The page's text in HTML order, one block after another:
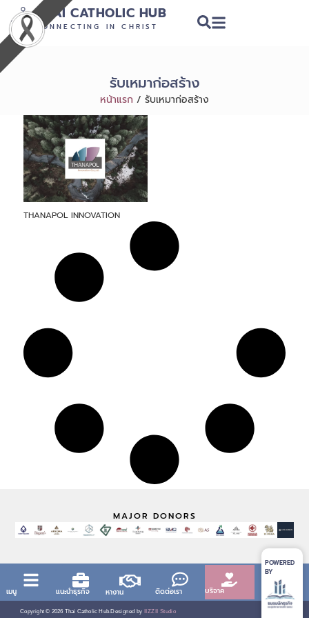
THAI CATHOLIC HUB
CONNECTING IN CHRIST
รับเหมาก่อสร้าง
หน้าแรก / รับเหมาก่อสร้าง
THANAPOL INNOVATION
MAJOR DONORS
เมนู แนะนำธุรกิจ หางาน ติดต่อเรา บริจาค
Copyright © 2026 Thai Catholic Hub.Designed by IIZZII Studio
POWERED
BY